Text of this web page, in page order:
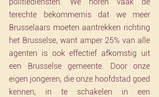
terechte bekommernis dat we meer
Brusselaars moeten aantrekken richting
het Brusselse, want amper 25% van alle
agenten is ook effectief afkomstig uit
een Brusselse gemeente. Door onze
eigen jongeren, die onze hoofdstad goed
kennen, in te schakelen in een